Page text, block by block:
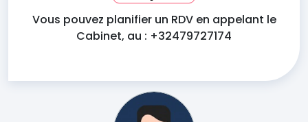
Vous pouvez planifier un RDV en appelant le
Cabinet, au : +32479727174